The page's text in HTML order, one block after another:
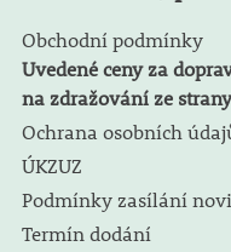
Obchodní podmínky
Uvedené ceny za
na zdražování ze
Ochrana osobních
ÚKZUZ
Podmínky zasílání
Termín dodání